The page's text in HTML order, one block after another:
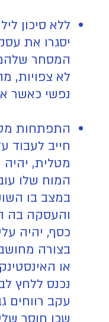
ללא סיכון
יסגרו את
המסחר שלהם
לא צפויות,
נפשי כאשר
התפתחות
חייב לעבוד
מטלית, יהיה
המוח שלו
במצב בו
והעסקה בה
כסף, יהיה
בצורה
או
נכנס ללחץ
עקב רווחים